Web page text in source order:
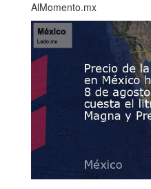
AlMomento.mx